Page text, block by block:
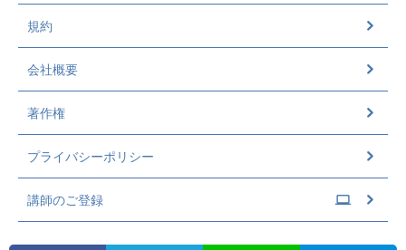
規約
会社概要
著作権
プライバシーポリシー
講師のご登録